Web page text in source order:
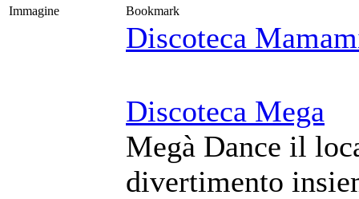
Immagine
Bookmark
Discoteca
Discoteca Mega
Megà Dance il
divertimento